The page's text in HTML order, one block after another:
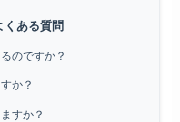
くある質問
のですか？
か？
すか？